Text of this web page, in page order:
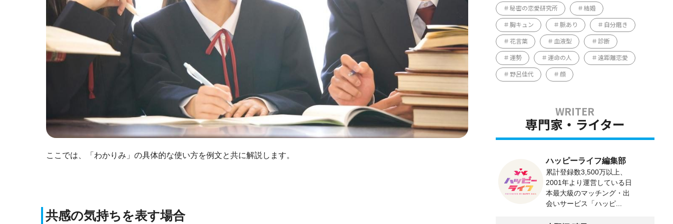
ここでは、「わかりみ」の具体的な使い方を例文と共に解説します。
共感の気持ちを表す場合
秘密の恋愛研究所 結婚
胸キュン 脈あり 自分磨き
花言葉 血液型 診断
運勢 運命の人 遠距離恋愛
野呂佳代 顔
専門家・ライター
ハッピーライフ編集部
累計登録数3,500万以上、
2001年より運営している日
本最大級のマッチング・出
会いサービス「ハッピ...